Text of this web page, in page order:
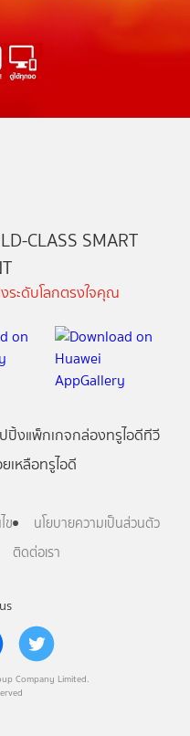
Company Limited.
CLASS SMART
ระดับโลกตรงใจคุณ
ปิ้งแพ็กเกจกล่องทรูไอดีทีวี
เหลือทรูไอดี
ข
นโยบายความเป็นส่วนตัว
ติดต่อเรา